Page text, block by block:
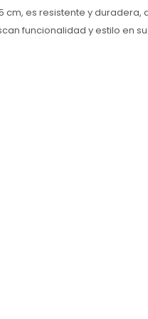
cm, es resistente y
funcionalidad y estilo en